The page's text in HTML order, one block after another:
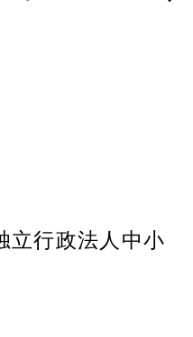
立行政法人中小